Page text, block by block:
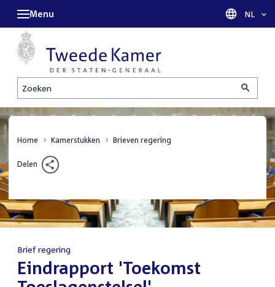
Zoeken
Menu Taal
NL
Home Kamerstukken Brieven regering
Delen
Brief regering
:Eindrapport 'Toekomst